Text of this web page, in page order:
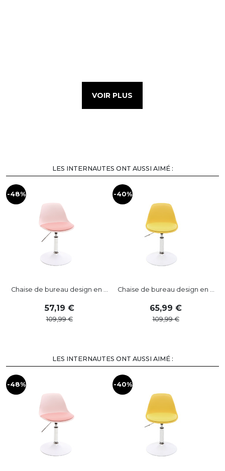
VOIR PLUS
LES INTERNAUTES ONT AUSSI AIMÉ :
-48%
Chaise de bureau design en ...
57,19
109,99
-40%
Chaise de bureau design en ...
65,99
109,99
LES INTERNAUTES ONT AUSSI AIMÉ :
-48% -40%